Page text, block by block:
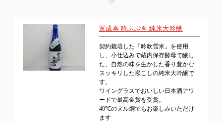
富成喜 吟ふぶき 純米大吟醸
契約栽培した「吟吹雪米」を使用
し、小仕込みで蔵内保存酵母で醸し
た、自然の味を生かした香り豊かな
スッキリした喉こしの純米大吟醸で
す。
ワイングラスでおいしい日本酒アワ
ードで最高金賞を受賞。
40℃のヌル燗でもお楽しみいただけ
ます